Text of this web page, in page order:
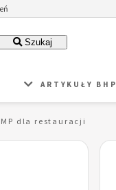
Szukaj
ARTYKUŁY BHP
dla restauracji